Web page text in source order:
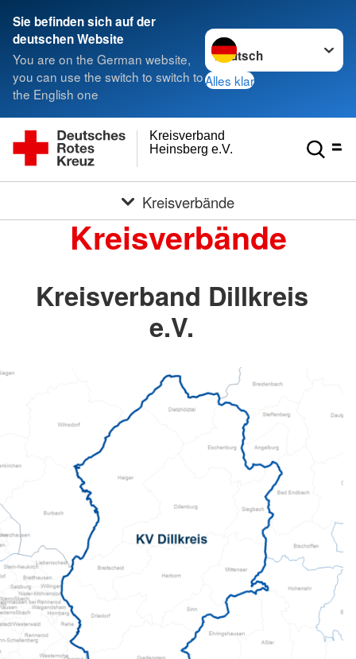
Sie befinden sich auf der
deutschen Website
You are on the German website,
you can use the switch to switch to
the English one
Sprache wechseln zu
Alles klar
Heinsberg e.V.
Kreisverband
Kreisverbände
Kreisverbände
Kreisverband Dillkreis
e.V.